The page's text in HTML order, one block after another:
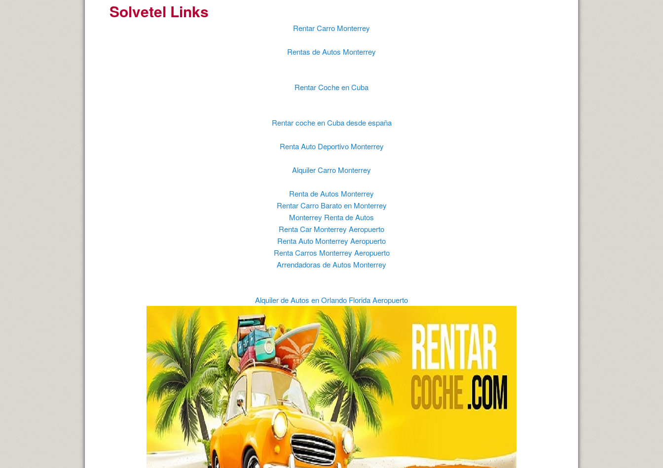
Solvetel Links
Rentar Carro Monterrey
Rentas de Autos Monterrey
Rentar Coche en Cuba
Rentar coche en Cuba desde españa
Renta Auto Deportivo Monterrey
Alquiler Carro Monterrey
Renta de Autos Monterrey
Rentar Carro Barato en Monterrey
Monterrey Renta de Autos
Renta Car Monterrey Aeropuerto
Renta Auto Monterrey Aeropuerto
Renta Carros Monterrey Aeropuerto
Arrendadoras de Autos Monterrey
Alquiler de Autos en Orlando Florida Aeropuerto